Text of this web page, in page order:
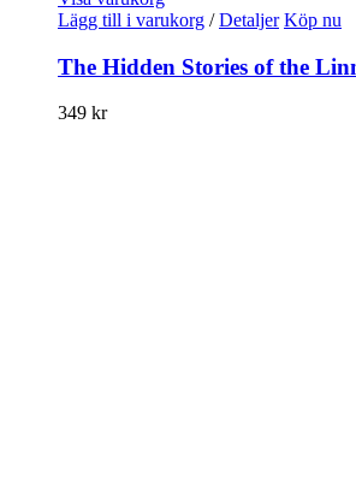
Lägg till i varukorg / Detaljer Köp nu
The Hidden Stories of the
349 kr